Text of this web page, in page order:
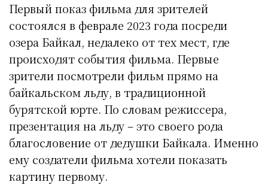
Первый показ фильма для зрителей
состоялся в феврале 2023 года посреди
озера Байкал, недалеко от тех мест, где
происходят события фильма. Первые
зрители посмотрели фильм прямо на
байкальском льду, в традиционной
бурятской юрте. По словам режиссера,
презентация на льду – это своего рода
благословение от дедушки Байкала. Именно
ему создатели фильма хотели показать
картину первому.